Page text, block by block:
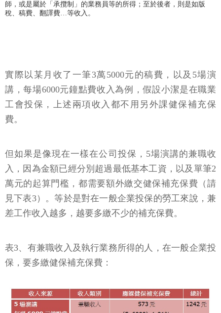
師，或是屬於「承攬制」的業務員等的所得；至於後者，則是如版
稅、稿費、翻譯費…等收入。
實際以某月收了一筆3萬5000元的稿費，以及5場演
講，每場6000元鐘點費收入為例，假設小潔是在職業
工會投保，上述兩項收入都不用另外課健保補充保
費。
但如果是像現在一樣在公司投保，5場演講的兼職收
入，因為金額已經分別超過最低基本工資，以及單筆2
萬元的起算門檻，都需要額外繳交健保補充保費（請
見下表3）。等於是對在一般企業投保的勞工來說，兼
差工作收入越多，越要多繳不少的補充保費。
表3、有兼職收入及執行業務所得的人，在一般企業投
保，要多繳健保補充保費：